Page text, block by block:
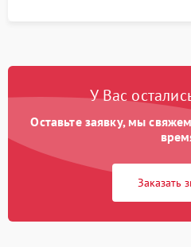
У Вас
Оставьте заявку, мы
Заказать